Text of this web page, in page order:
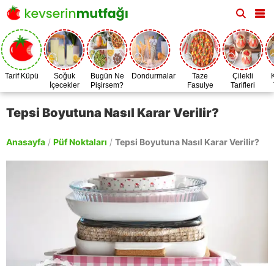
Tarif Küpü
Soğuk
İçecekler
Bugün Ne
Pişirsem?
Dondurmalar
Taze
Fasulye
Zamanı
Çilekli
Tarifleri
Tepsi Boyutuna Nasıl Karar Verilir?
Anasayfa / Püf Noktaları / Tepsi Boyutuna Nasıl Karar Verilir?